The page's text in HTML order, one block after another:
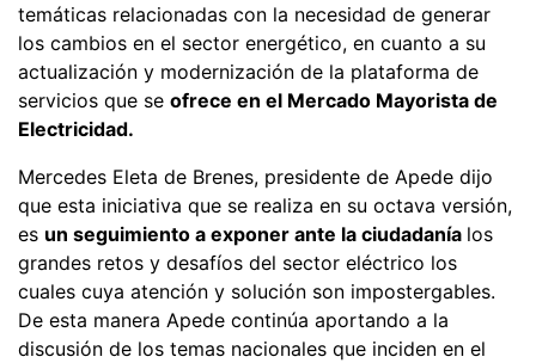
temáticas relacionadas con la necesidad de generar
los cambios en el sector energético, en cuanto a su
actualización y modernización de la plataforma de
servicios que se ofrece en el Mercado Mayorista de
Electricidad.
Mercedes Eleta de Brenes, presidente de Apede dijo
que esta iniciativa que se realiza en su octava versión,
es un seguimiento a exponer ante la ciudadanía los
grandes retos y desafíos del sector eléctrico los
cuales cuya atención y solución son impostergables.
De esta manera Apede continúa aportando a la
discusión de los temas nacionales que inciden en el